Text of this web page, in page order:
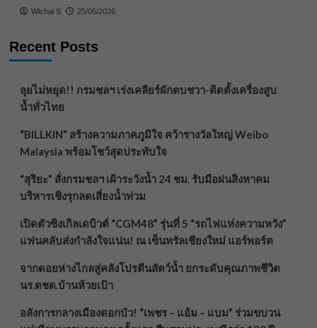
Wichai S 25/05/2026
Recent Posts
ลุยไม่หยุด!! กรมชลฯ เร่งเคลียร์ผักตบชวา-ติดตั้งเครื่องสูบ
น้ำทั่วไทย
“BILLKIN” สร้างความภาคภูมิใจ คว้ารางวัลใหญ่ Weibo
Malaysia พร้อมโชว์สุดประทับใจ
“สุริยะ” สั่งกรมชลฯ เฝ้าระวังน้ำ 24 ชม. รับมือฝนสิงหาคม
บริหารเชิงรุกลดเสี่ยงน้ำท่วม
เปิดตัวซิงเกิลเดบิวต์ “CGM48” รุ่นที่ 5 “รถไฟแห่งความหวัง”
แฟนคลับส่งกำลังใจแน่น! ณ เซ็นทรัลเชียงใหม่ แอร์พอร์ต
จากดอยห่างไกลสู่คลังโปรตีนสัตว์น้ำ ยกระดับคุณภาพชีวิต
นร.ตชด.บ้านห้วยเป้า
อลังการกลางเมืองดอกบัว! “เพชร – แอ้ม – แบม” ร่วมขบวน